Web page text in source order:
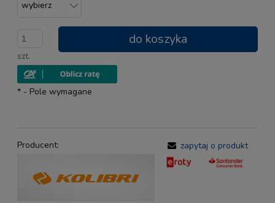
szt.
do koszyka
* - Pole wymagane
Producent: zapytaj o produkt